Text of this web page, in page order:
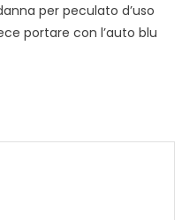
per peculato d’uso
portare con l’auto blu